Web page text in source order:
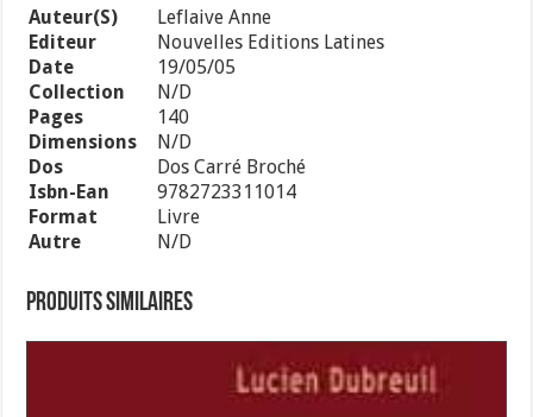
Auteur(s)
Leflaive Anne
Editeur
Nouvelles Editions Latines
Date
19/05/05
Collection
N/d
Pages
140
Dimensions
N/d
Dos
Dos Carré Broché
Isbn-Ean
9782723311014
Format
Livre
Autre
N/d
Produits similaires